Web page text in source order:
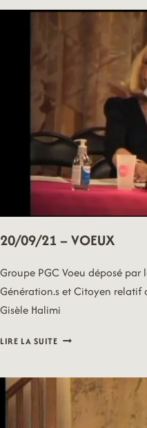
20/09/21 – VOEUX
Groupe PGC Voeu déposé
Génération.s et Citoyen relatif
Gisèle Halimi
LIRE LA SUITE20/09/21